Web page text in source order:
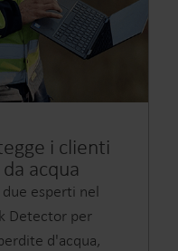
i clienti
acqua
esperti nel
Detector per
d'acqua,